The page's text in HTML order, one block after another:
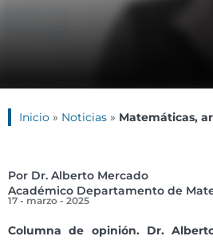
Inicio » Noticias » Matemáticas,
Por Dr. Alberto Mercado
Académico Departamento de
17 - marzo - 2025
Columna de opinión. Dr.